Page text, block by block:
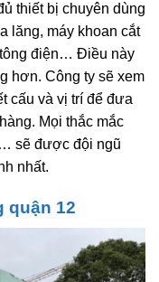
thiết bị chuyên dùng
lăng, máy khoan cắt
tông điện… Điều này
hơn. Công ty sẽ xem
cấu và vị trí để đưa
Mọi thắc mắc
sẽ được đội ngũ
nhất.
quận 12